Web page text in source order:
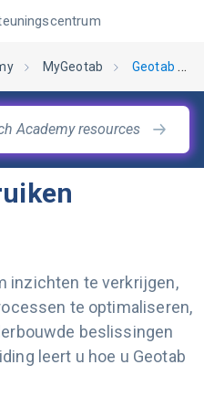
MyGeotab Geotab Ace gebruiken
inzichten te verkrijgen,
te optimaliseren,
beslissingen
leert u hoe u Geotab